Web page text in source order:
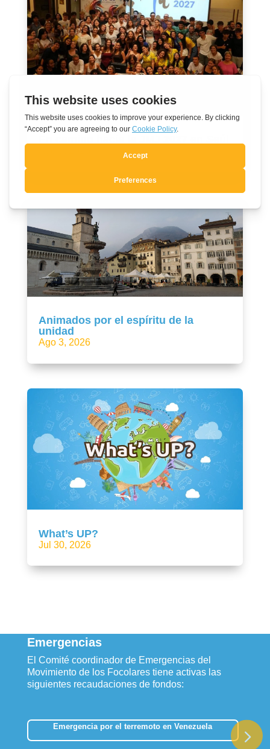
Animados por el espíritu de la
unidad
Ago 3, 2026
What’s UP?
Jul 30, 2026
Emergencias
El Comité coordinador de Emergencias del
Movimiento de los Focolares tiene activas las
siguientes recaudaciones de fondos:
Emergencia por el terremoto en Venezuela